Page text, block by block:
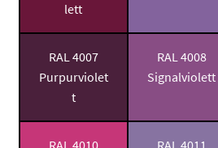
lett
RAL 4007
Purpurviolet
t
RAL 4008
Signalviolett